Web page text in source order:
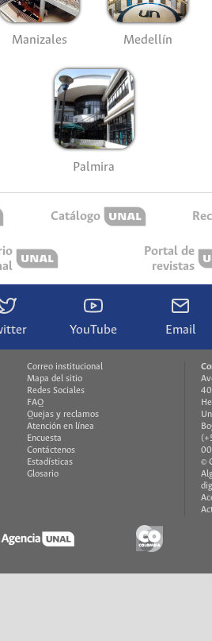
Manizales Medellín
Palmira
Catálogo
Portal de
revistas
YouTube Email
Correo institucional
Mapa del sitio
Redes Sociales
FAQ
Quejas y reclamos
Atención en línea
Encuesta
Contáctenos
Estadísticas
Glosario
©